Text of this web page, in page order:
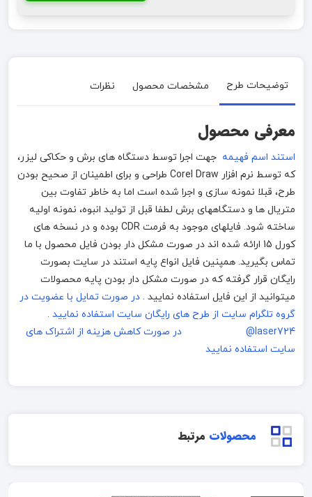
توضیحات طرح مشخصات محصول نظرات
معرفی محصول
استند اسم فهیمه جهت اجرا توسط دستگاه های برش و حکاکی لیزر،
که توسط نرم افزار Corel Draw طراحی و برای اطمینان از صحیح بودن
طرح، قبلا نمونه سازی و اجرا شده است اما به خاطر تفاوت بین
متریال ها و دستگاههای برش لطفا قبل از تولید انبوه، نمونه اولیه
ساخته شود. فایلهای موجود به فرمت CDR بوده و در نسخه های
کورل 15 ارائه شده اند در صورت مشکل دار بودن فایل محصول با ما
تماس بگیرید. همپنین فایل انواع پایه استند در سایت بصورت
رایگان قرار گرفته که در صورت مشکل دار بودن پایه محصولات
میتوانید از این فایل استفاده نمایید . در صورت تمایل با عضویت در
گروه تلگرام سایت از طرح های رایگان سایت استفاده نمایید .
laser724@
در صورت کاهش هزینه از اشتراک های
سایت استفاده نمایید
محصولات مرتبط